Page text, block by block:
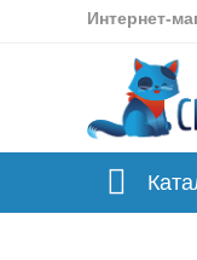
Интернет-